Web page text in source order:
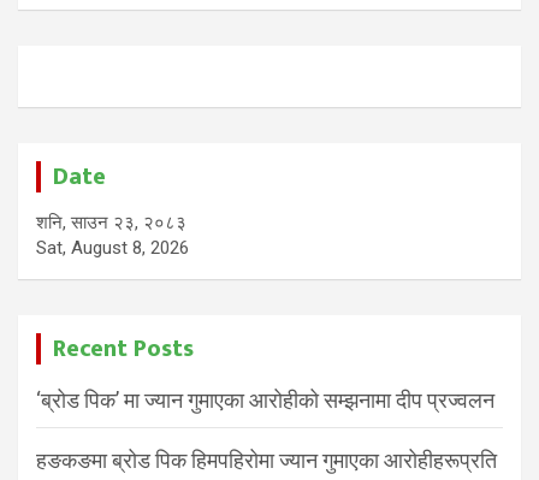
Date
शनि, साउन २३, २०८३
Sat, August 8, 2026
Recent Posts
‘ब्रोड पिक’ मा ज्यान गुमाएका आरोहीको सम्झनामा दीप प्रज्वलन
हङकङमा ब्रोड पिक हिमपहिरोमा ज्यान गुमाएका आरोहीहरूप्रति